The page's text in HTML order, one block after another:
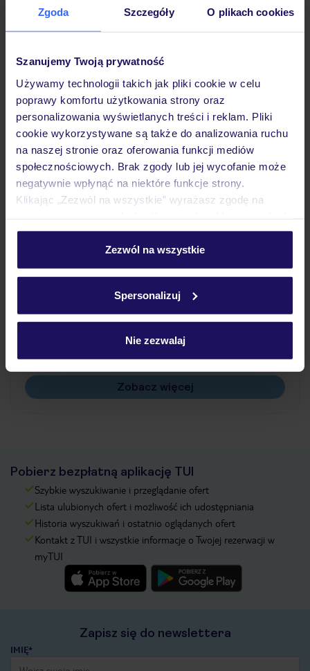
Zgoda Szczegóły O plikach cookies
Szanujemy Twoją prywatność
Używamy technologii takich jak pliki cookie w celu
poprawy komfortu użytkowania strony oraz
personalizowania wyświetlanych treści i reklam. Pliki
cookie wykorzystywane są także do analizowania ruchu
na naszej stronie oraz oferowania funkcji mediów
społecznościowych. Brak zgody lub jej wycofanie może
negatywnie wpłynąć na niektóre funkcje strony.
Klikając „Zezwól na wszystkie” wyrażasz zgodę na
personalizować swój wybór wchodząc w zakładkę
Szczegółowe informacje o plikach cookie znajdziesz
Zezwól na wszystkie
Spersonalizuj
Nie zezwalaj
Hotel
Pokoje
Wyżywienie
Atrakcje
Ważne informacje
Często zadawane pytania
Jak zmienić uczestników/osobę zgłaszającą?
Na jakiej podstawie i gdzie otrzymam karty
pokładowe/bilety lotnicze?
Zobacz więcej
Pobierz bezpłatną aplikację TUI
Szybkie wyszukiwanie i przeglądanie ofert
Lista ulubionych ofert i możliwość ich udostępniania
Historia wyszukiwań i ostatnio oglądanych ofert
Kontakt z TUI i wszystkie informacje o Twojej rezerwacji w
myTUI
Zapisz się do newslettera
IMIĘ*